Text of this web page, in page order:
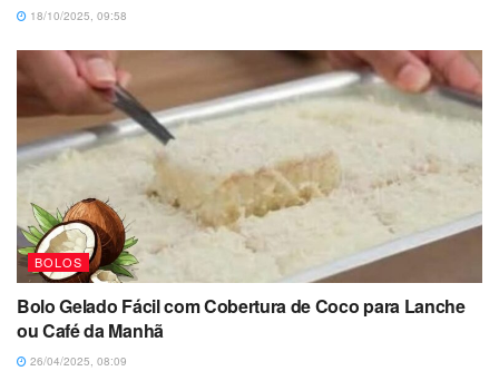
18/10/2025, 09:58
BOLOS
Bolo Gelado Fácil com Cobertura de Coco para Lanche
ou Café da Manhã
26/04/2025, 08:09